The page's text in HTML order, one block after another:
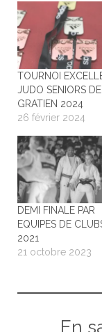
TOURNOI
JUDO SENIORS
GRATIEN 2024
26 février 2024
DEMI FINALE PAR
EQUIPES DE
2021
21 octobre 2023
En